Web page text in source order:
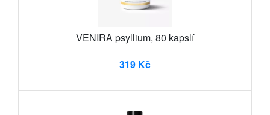
VENIRA psyllium, 80 kapslí
319 Kč